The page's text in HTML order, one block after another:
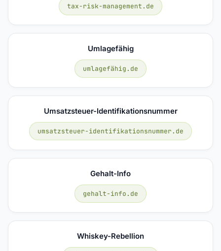
tax-risk-management.de
Umlagefähig
umlagefähig.de
Umsatzsteuer-Identifikationsnummer
umsatzsteuer-identifikationsnummer.de
Gehalt-Info
gehalt-info.de
Whiskey-Rebellion